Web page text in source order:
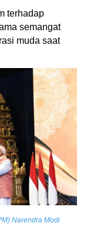
terhadap
semangat
muda saat
Narendra Modi